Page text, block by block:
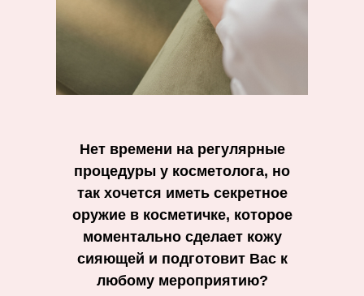
Нет времени на регулярные
процедуры у косметолога, но
так хочется иметь секретное
оружие в косметичке, которое
моментально сделает кожу
сияющей и подготовит Вас к
любому мероприятию?